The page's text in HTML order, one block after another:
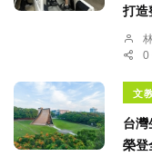
打造
0
文
台灣
榮登